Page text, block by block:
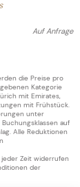
Auf Anfrage
die Preise pro
Kategorie
mit Emirates,
mit Frühstück.
unter
auf
Alle Reduktionen
Zeit widerrufen
der